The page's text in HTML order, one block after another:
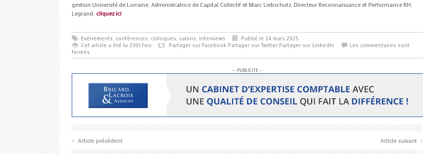
gestion Université de Lorraine, Administratrice de Capital Collectif et Marc Liebschutz, Directeur Reconnaissance et Performance RH,
Legrand, cliquez ici
Evénements, conférences, colloques, salons, interviews
Publié le 24 mars 2025
Cet article a été lu 2301 fois
Partager sur Facebook Partager sur Twitter Partager sur LinkedIn
Les commentaires sont
fermés
-- PUBLICITE --
‹ Article précédent Article suivant ›